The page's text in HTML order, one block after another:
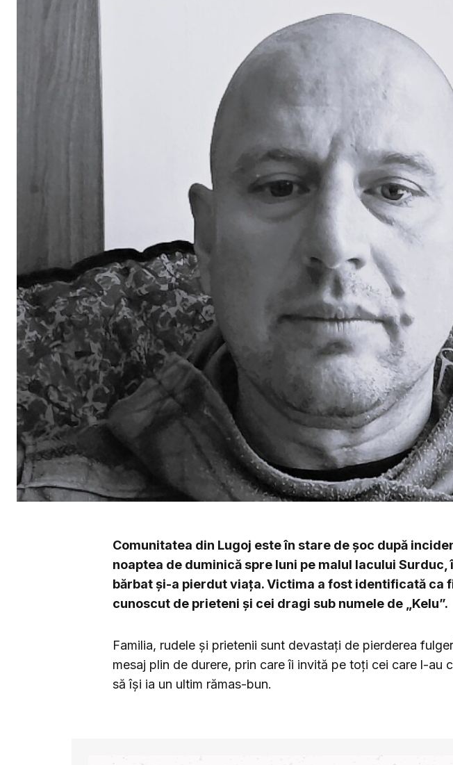
Comunitatea din Lugoj este în stare de șoc după
noaptea de duminică spre luni pe malul lacului Surduc,
bărbat și-a pierdut viața. Victima a fost identificată ca
cunoscut de prieteni și cei dragi sub numele de „Kelu”.
Familia, rudele și prietenii sunt devastați de pierderea
mesaj plin de durere, prin care îi invită pe toți cei care l-au
să își ia un ultim rămas-bun.